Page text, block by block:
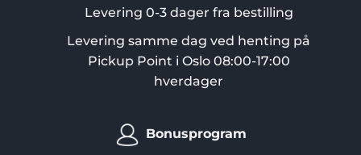
Levering 0-3 dager fra bestilling
Levering samme dag ved henting på
Pickup Point i Oslo 08:00-17:00
hverdager
Bonusprogram